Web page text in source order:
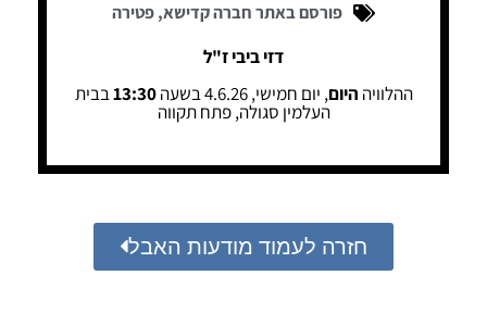
פורסם באתר חברה קדישא,פטירה
דזי ביבי ז"ל
ההלוויה היום, יום חמישי, 4.6.26 בשעה 13:30בבית
העלמין סגולה, פתח תקווה
חזרה לעמוד מודעות האבל